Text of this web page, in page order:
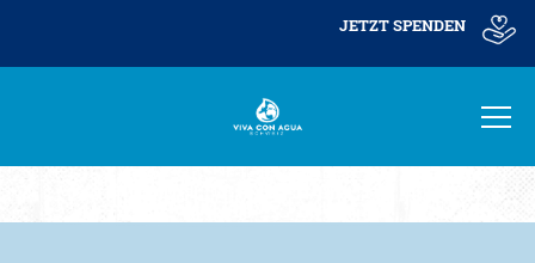
JETZT SPENDEN